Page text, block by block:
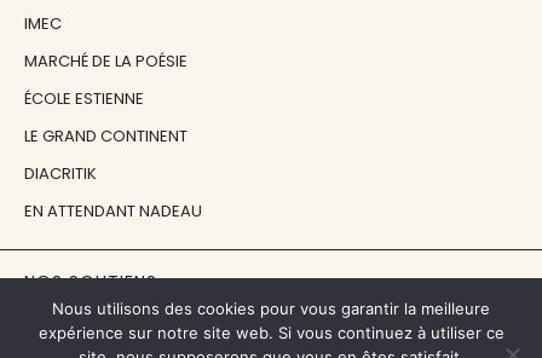
IMEC
MARCHÉ DE LA POÉSIE
ÉCOLE ESTIENNE
LE GRAND CONTINENT
DIACRITIK
EN ATTENDANT NADEAU
NOS SOUTIENS
CENTRE NATIONAL DU LIVRE
Nous utilisons des cookies pour vous garantir la meilleure
expérience sur notre site web. Si vous continuez à utiliser ce